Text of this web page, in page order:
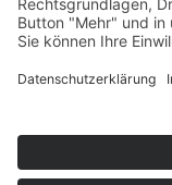
Vorname
Wir benötigen Ihre
Wir
Informationen zu